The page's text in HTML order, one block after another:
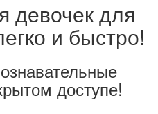
девочек для
и быстро!
доступе!